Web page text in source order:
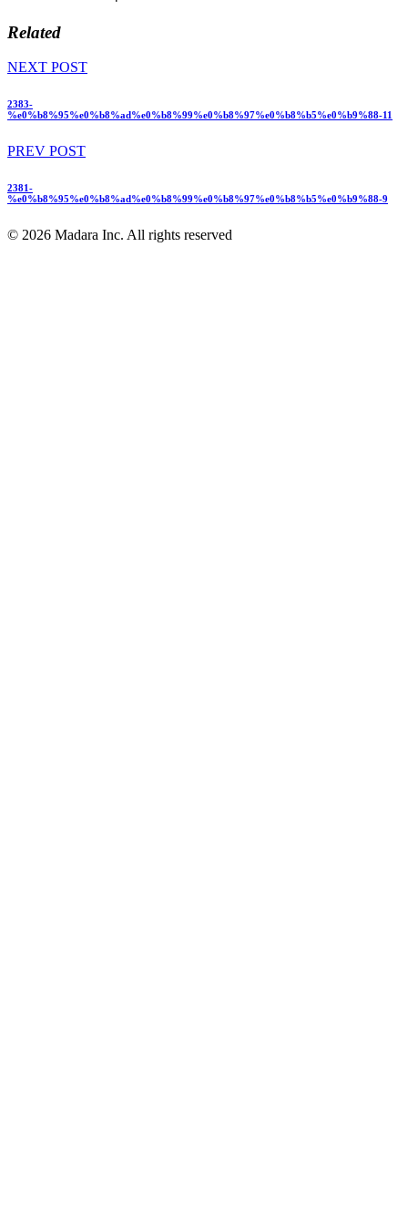
Related
NEXT POST
2383-
%e0%b8%95%e0%b8%ad%e0%b8%99%e0%b8%97%e0%b8%b5%e0%b9%88-11
PREV POST
2381-
%e0%b8%95%e0%b8%ad%e0%b8%99%e0%b8%97%e0%b8%b5%e0%b9%88-9
© 2026 Madara Inc. All rights reserved